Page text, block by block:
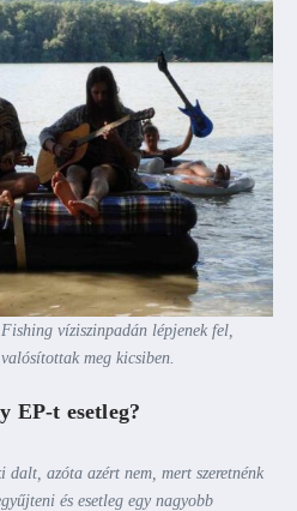
víziszinpadán lépjenek fel,
meg kicsiben.
EP-t esetleg?
azóta azért nem, mert szeretnénk
és esetleg egy nagyobb